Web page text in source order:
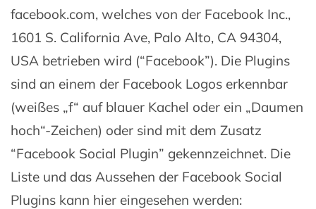
facebook.com, welches von der Facebook Inc.,
1601 S. California Ave, Palo Alto, CA 94304,
USA betrieben wird (“Facebook”). Die Plugins
sind an einem der Facebook Logos erkennbar
(weißes „f“ auf blauer Kachel oder ein „Daumen
hoch“-Zeichen) oder sind mit dem Zusatz
“Facebook Social Plugin” gekennzeichnet. Die
Liste und das Aussehen der Facebook Social
Plugins kann hier eingesehen werden: